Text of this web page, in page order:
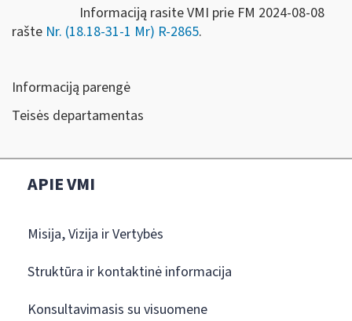
Informaciją rasite VMI prie FM 2024-08-08
rašte Nr. (18.18-31-1 Mr) R-2865.
Informaciją parengė
Teisės departamentas
APIE VMI
Misija, Vizija ir Vertybės
Struktūra ir kontaktinė informacija
Konsultavimasis su visuomene